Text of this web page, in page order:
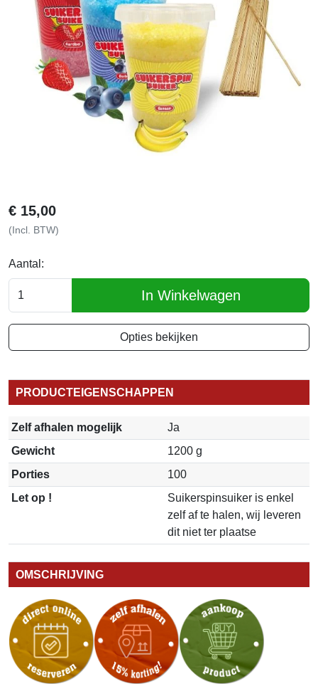
€ 15,00
(Incl. BTW)
Aantal:
In Winkelwagen
Opties bekijken
PRODUCTEIGENSCHAPPEN
Zelf afhalen mogelijk
Ja
Gewicht
1200 g
Porties
100
Let op !
Suikerspinsuiker is enkel
zelf af te halen, wij leveren
dit niet ter plaatse
OMSCHRIJVING